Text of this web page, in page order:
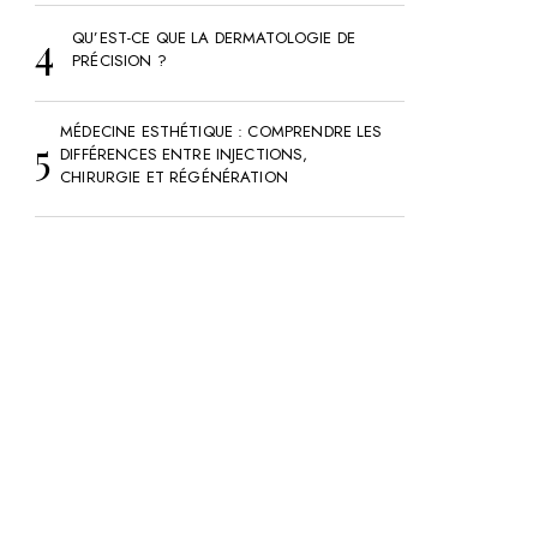
QU’EST-CE QUE LA DERMATOLOGIE DE
PRÉCISION ?
MÉDECINE ESTHÉTIQUE : COMPRENDRE LES
DIFFÉRENCES ENTRE INJECTIONS,
CHIRURGIE ET RÉGÉNÉRATION